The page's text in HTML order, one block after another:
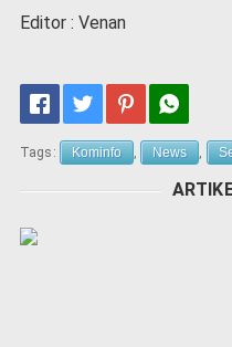
Editor : Venan
Tags: Kominfo , News ,